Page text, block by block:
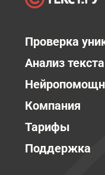
Проверка
Анализ текста
Компания
Тарифы
Поддержка